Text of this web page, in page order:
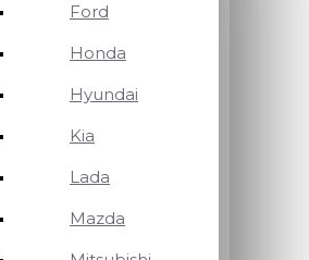
Ford
Honda
Hyundai
Kia
Lada
Mazda